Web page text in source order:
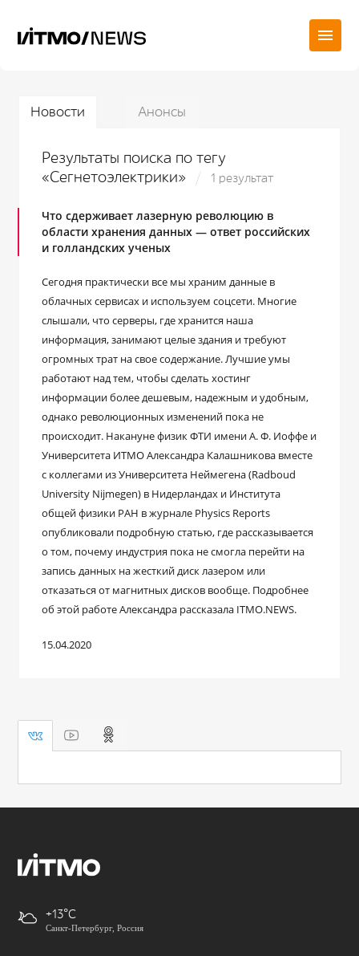
Новости Анонсы
Результаты поиска по тегу
«Сегнетоэлектрики»
1 результат
Что сдерживает лазерную революцию в
области хранения данных — ответ российских
и голландских ученых
Сегодня практически все мы храним данные в
облачных сервисах и используем соцсети. Многие
слышали, что серверы, где хранится наша
информация, занимают целые здания и требуют
огромных трат на свое содержание. Лучшие умы
работают над тем, чтобы сделать хостинг
информации более дешевым, надежным и удобным,
однако революционных изменений пока не
происходит. Накануне физик ФТИ имени А. Ф. Иоффе и
Университета ИТМО Александра Калашникова вместе
с коллегами из Университета Неймегена (Radboud
University Nijmegen) в Нидерландах и Института
общей физики РАН в журнале Physics Reports
опубликовали подробную статью, где рассказывается
о том, почему индустрия пока не смогла перейти на
запись данных на жесткий диск лазером или
отказаться от магнитных дисков вообще. Подробнее
об этой работе Александра рассказала ITMO.NEWS.
15.04.2020
+13
Санкт-Петербург, Россия